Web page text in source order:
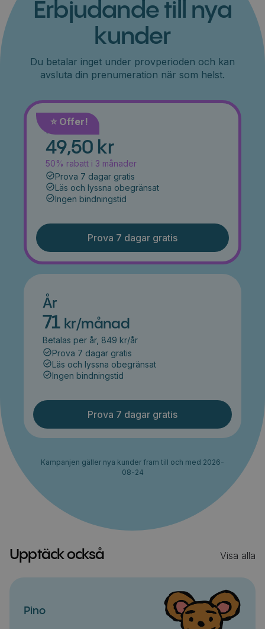
Erbjudande till nya
kunder
Du betalar inget under provperioden och kan
avsluta din prenumeration när som helst.
⭐️ Offer!
Månad
49,50 kr
50% rabatt i 3 månader
Prova 7 dagar gratis
Läs och lyssna obegränsat
Ingen bindningstid
Prova 7 dagar gratis
År
71 kr/månad
Betalas per år, 849 kr/år
Prova 7 dagar gratis
Läs och lyssna obegränsat
Ingen bindningstid
Prova 7 dagar gratis
Kampanjen gäller nya kunder fram till och med 2026-
08-24
Upptäck också Visa alla
Pino